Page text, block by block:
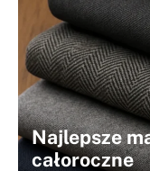
Najlepsze
całoroczne